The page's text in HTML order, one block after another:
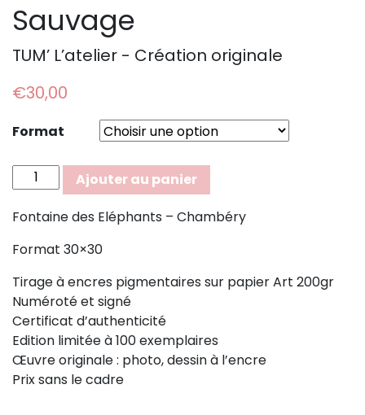
Sauvage
TUM’ L’atelier - Création originale
€30,00
Format
quantité
de
Sauvage
Ajouter au panier
Fontaine des Eléphants – Chambéry
Format 30×30
Tirage à encres pigmentaires sur papier Art 200gr
Numéroté et signé
Certificat d’authenticité
Edition limitée à 100 exemplaires
Œuvre originale : photo, dessin à l’encre
Prix sans le cadre